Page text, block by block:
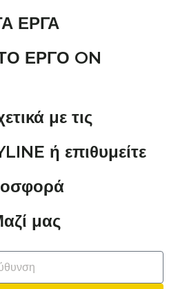
ΕΡΓΑ
ΕΡΓΟ ON
με τις
ή επιθυμείτε
μας